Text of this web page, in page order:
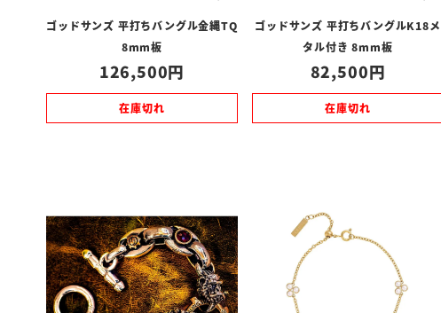
ゴッドサンズ 平打ちバングル金縄TQ
8mm板
126,500
在庫切れ
ゴッドサンズ 平打ちバングルK18メ
タル付き 8mm板
82,500
在庫切れ